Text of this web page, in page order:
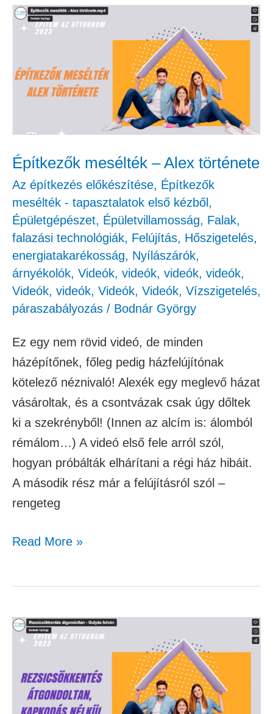
Építkezők mesélték – Alex története
Az építkezés előkészítése, Építkezők
mesélték - tapasztalatok első kézből ,
Épületgépészet, Épületvillamosság, Falak,
falazási technológiák, Felújítás, Hőszigetelés,
energiatakarékosság, Nyílászárók,
árnyékolók, Videók, videók, videók, videók,
Videók, videók, Videók, Videók, Vízszigetelés,
páraszabályozás / Bodnár György
Ez egy nem rövid videó, de minden
házépítőnek, főleg pedig házfelújítónak
kötelező néznivaló! Alexék egy meglevő házat
vásároltak, és a csontvázak csak úgy dőltek
ki a szekrényből! (Innen az alcím is: álomból
rémálom…) A videó első fele arról szól,
hogyan próbálták elhárítani a régi ház hibáit.
A második rész már a felújításról szól –
rengeteg
Építkezők
mesélték
Alex
története
Read More »
Rezsicsökkentés
átgondoltan
Gulyás
István